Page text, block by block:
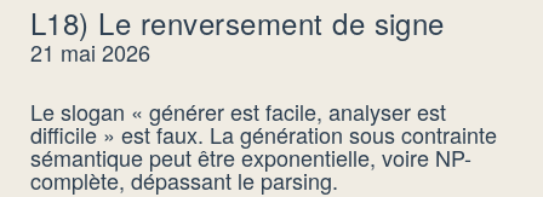
L18) Le renversement de signe
21 mai 2026
Le slogan « générer est facile, analyser est
difficile » est faux. La génération sous contrainte
sémantique peut être exponentielle, voire NP-
complète, dépassant le parsing.